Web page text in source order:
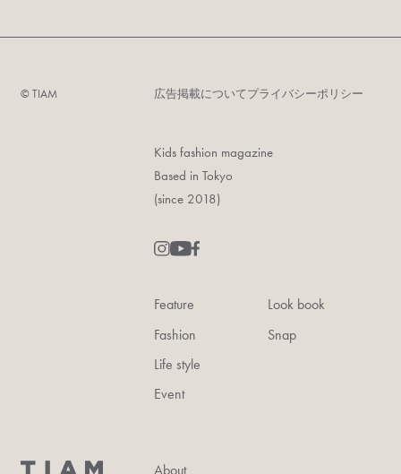
©︎ TIAM 広告掲載についてプライバシーポリシー
Kids fashion magazine
Based in Tokyo
(since 2018)
Feature
Fashion
Life style
Event
Look book
Snap
About